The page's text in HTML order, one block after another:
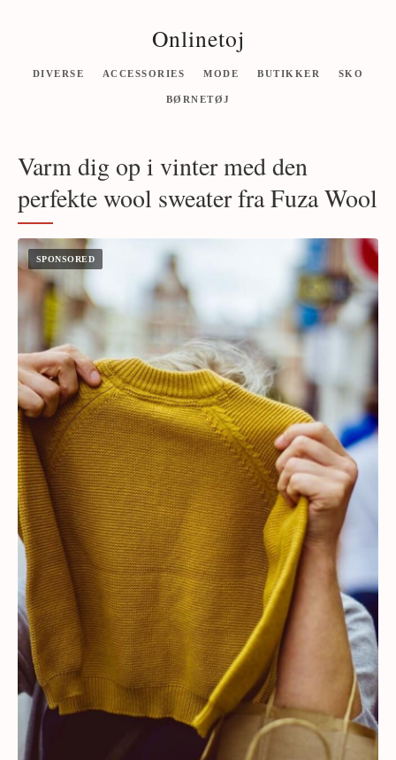
Onlinetoj
DIVERSE ACCESSORIES MODE BUTIKKER SKO
BØRNETØJ
Varm dig op i vinter med den
perfekte wool sweater fra Fuza Wool